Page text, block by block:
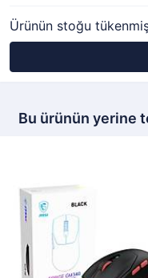
Ürünün stoğu
Bu ürünün yerine